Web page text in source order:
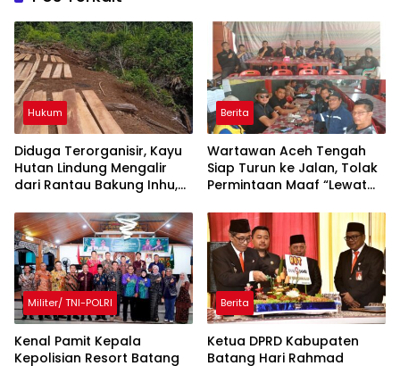
Hukum
Diduga Terorganisir, Kayu
Hutan Lindung Mengalir
dari Rantau Bakung Inhu,
Berita
Wartawan Aceh Tengah
Siap Turun ke Jalan, Tolak
Permintaan Maaf “Lewat
Militer/ TNI-POLRI
Kenal Pamit Kepala
Kepolisian Resort Batang
Berita
Ketua DPRD Kabupaten
Batang Hari Rahmad